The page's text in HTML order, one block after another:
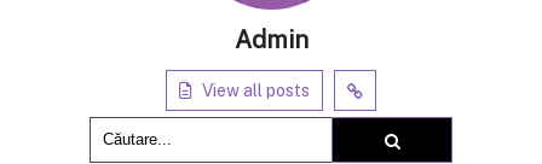
Admin
View all posts